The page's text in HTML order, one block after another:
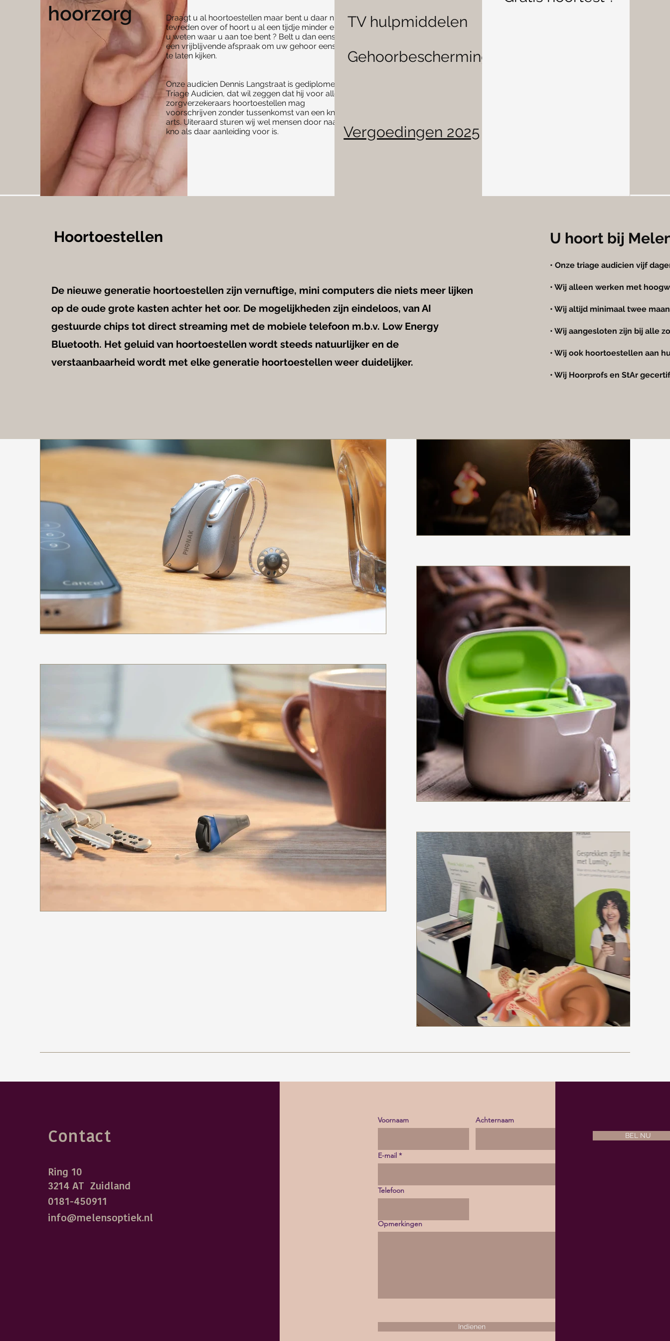
hoorzorg
Draagt u al hoortoestellen maar bent u daar niet
tevreden over of hoort u al een tijdje minder en wilt
u weten waar u aan toe bent ? Belt u dan eens voor
een vrijblijvende afspraak om uw gehoor eens na
te laten kijken.
Onze audicien Dennis Langstraat is gediplomeerd
Triage Audicien, dat wil zeggen dat hij voor alle
zorgverzekeraars hoortoestellen mag
voorschrijven zonder tussenkomst van een kno
arts. Uiteraard sturen wij wel mensen door naar de
kno als daar aanleiding voor is.
TV hulpmiddelen
Gehoorbescherming
Vergoedingen 2025
Hoortoestellen
De nieuwe generatie hoortoestellen zijn vernuftige, mini computers die niets meer lijken
op de oude grote kasten achter het oor. De mogelijkheden zijn eindeloos, van AI
gestuurde chips tot direct streaming met de mobiele telefoon m.b.v. Low Energy
Bluetooth. Het geluid van hoortoestellen wordt steeds natuurlijker en de
verstaanbaarheid wordt met elke generatie hoortoestellen weer duidelijker.
U hoort bij
• Onze triage audicien vijf
• Wij alleen werken met
• Wij altijd minimaal twee
• Wij aangesloten zijn bij alle
• Wij ook hoortoestellen aan
• Wij Hoorprofs en StAr
Contact
Ring 10
3214 AT Zuidland
0181-450911
info@melensoptiek.nl
Voornaam Achternaam
E-mail
Telefoon
Opmerkingen
Indienen
BEL NU